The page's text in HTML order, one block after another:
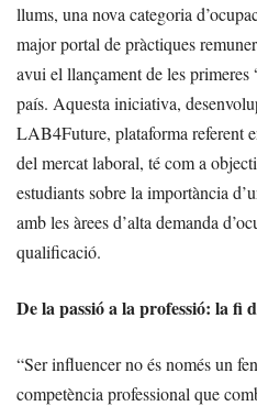
llums, una nova categoria
major portal de pràctiques
avui el llançament de les primeres
país. Aquesta iniciativa,
LAB4Future, plataforma referent
del mercat laboral, té com a
estudiants sobre la importància
amb les àrees d’alta demanda
qualificació.
De la passió a la professió: la fi
“Ser influencer no és només un
competència professional que